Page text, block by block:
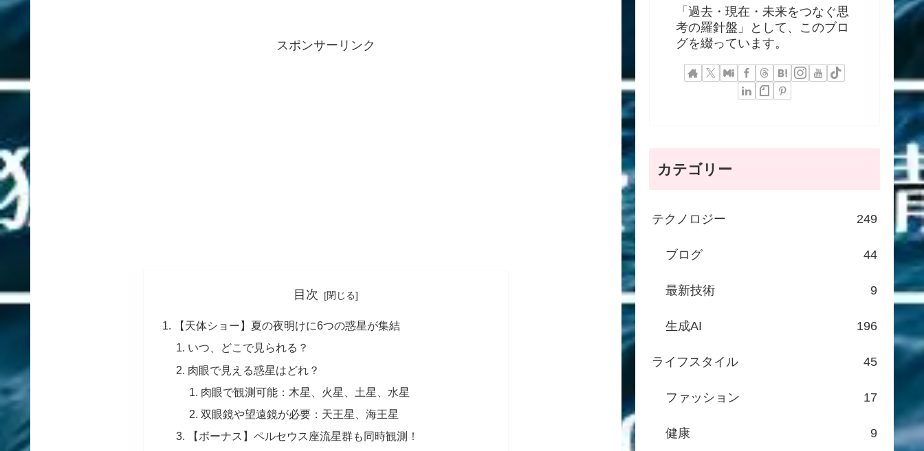
スポンサーリンク
目次
【天体ショー】夏の夜明けに6つの惑星が集結
いつ、どこで見られる？
肉眼で見える惑星はどれ？
肉眼で観測可能：木星、火星、土星、水星
双眼鏡や望遠鏡が必要：天王星、海王星
【ボーナス】ペルセウス座流星群も同時観測！
「過去・現在・未来をつなぐ思
考の羅針盤」として、このブロ
グを綴っています。
カテゴリー
テクノロジー 249
ブログ 44
最新技術 9
生成AI 196
ライフスタイル 45
ファッション 17
健康 9